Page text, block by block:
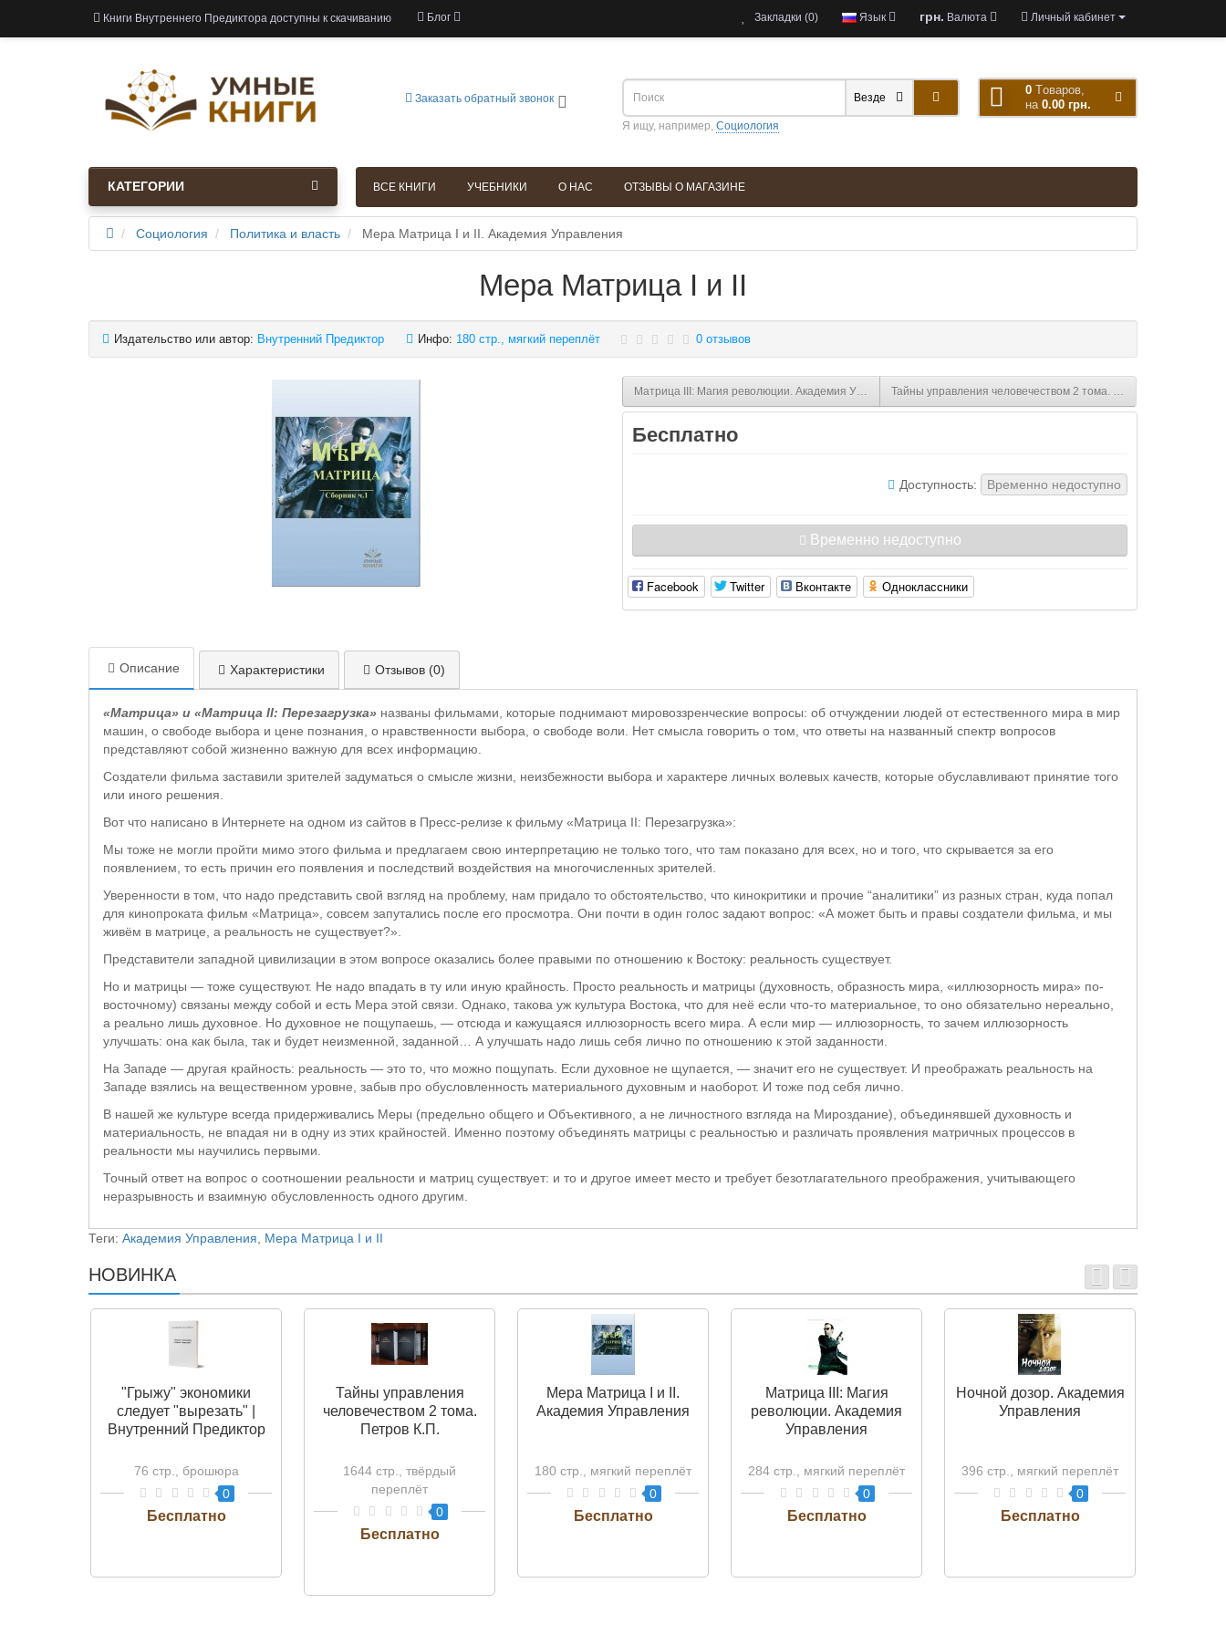
Книги Внутреннего Предиктора доступны к скачиванию Блог Личный кабинет
грн. Валюта
Язык
Закладки (0)
Заказать обратный звонок
0 Tоваров,
на 0.00 грн.
Везде
Я ищу, например, Социология
ВСЕ КНИГИ УЧЕБНИКИ О НАС ОТЗЫВЫ О МАГАЗИНЕ
КАТЕГОРИИ
Социология Политика и власть Мера Матрица I и II. Академия Управления
Мера Матрица I и II
Издательство или автор: Внутренний Предиктор Инфо: 180 стр., мягкий переплёт 0 отзывов
Матрица III: Магия революции. Академия УправленияТайны управления человечеством 2 тома. Петров К.П.
Бесплатно
Доступность: Временно недоступно
Временно недоступно
Facebook Twitter Вконтакте Одноклассники
Описание Характеристики Отзывов (0)
«Матрица» и «Матрица II: Перезагрузка» названы фильмами, которые поднимают мировоззренческие вопросы: об отчуждении людей от естественного мира в мир
машин, о свободе выбора и цене познания, о нравственности выбора, о свободе воли. Нет смысла говорить о том, что ответы на названный спектр вопросов
представляют собой жизненно важную для всех информацию.
Создатели фильма заставили зрителей задуматься о смысле жизни, неизбежности выбора и характере личных волевых качеств, которые обуславливают принятие того
или иного решения.
Вот что написано в Интернете на одном из сайтов в Пресс-релизе к фильму «Матрица II: Перезагрузка»:
Мы тоже не могли пройти мимо этого фильма и предлагаем свою интерпретацию не только того, что там показано для всех, но и того, что скрывается за его
появлением, то есть причин его появления и последствий воздействия на многочисленных зрителей.
Уверенности в том, что надо представить свой взгляд на проблему, нам придало то обстоятельство, что кинокритики и прочие “аналитики” из разных стран, куда попал
для кинопроката фильм «Матрица», совсем запутались после его просмотра. Они почти в один голос задают вопрос: «А может быть и правы создатели фильма, и мы
живём в матрице, а реальность не существует?».
Представители западной цивилизации в этом вопросе оказались более правыми по отношению к Востоку: реальность существует.
Но и матрицы — тоже существуют. Не надо впадать в ту или иную крайность. Просто реальность и матрицы (духовность, образность мира, «иллюзорность мира» по-
восточному) связаны между собой и есть Мера этой связи. Однако, такова уж культура Востока, что для неё если что-то материальное, то оно обязательно нереально,
а реально лишь духовное. Но духовное не пощупаешь, — отсюда и кажущаяся иллюзорность всего мира. А если мир — иллюзорность, то зачем иллюзорность
улучшать: она как была, так и будет неизменной, заданной… А улучшать надо лишь себя лично по отношению к этой заданности.
На Западе — другая крайность: реальность — это то, что можно пощупать. Если духовное не щупается, — значит его не существует. И преображать реальность на
Западе взялись на вещественном уровне, забыв про обусловленность материального духовным и наоборот. И тоже под себя лично.
В нашей же культуре всегда придерживались Меры (предельно общего и Объективного, а не личностного взгляда на Мироздание), объединявшей духовность и
материальность, не впадая ни в одну из этих крайностей. Именно поэтому объединять матрицы с реальностью и различать проявления матричных процессов в
реальности мы научились первыми.
Точный ответ на вопрос о соотношении реальности и матриц существует: и то и другое имеет место и требует безотлагательного преображения, учитывающего
неразрывность и взаимную обусловленность одного другим.
Теги: Академия Управления Мера Матрица I и II
НОВИНКА
"Грыжу" экономики
следует "вырезать" |
Внутренний Предиктор
76 стр., брошюра
0
Тайны управления
человечеством 2 тома.
Петров К.П.
1644 стр., твёрдый
переплёт
0
Мера Матрица I и II.
Академия Управления
180 стр., мягкий переплёт
0
Матрица III: Магия
революции. Академия
Управления
284 стр., мягкий переплёт
0
Ночной дозор. Академия
Управления
396 стр., мягкий переплёт
0